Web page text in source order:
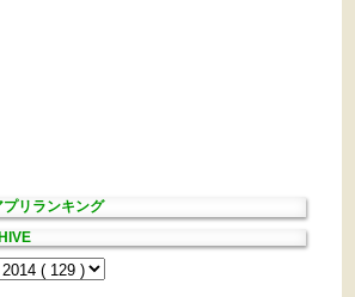
プリランキング